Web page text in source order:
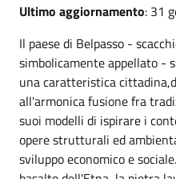
Ultimo aggiornamento: 31
Il paese di Belpasso -
simbolicamente appellato -
una caratteristica
all'armonica fusione fra
suoi modelli di ispirare i
opere strutturali ed
sviluppo economico e